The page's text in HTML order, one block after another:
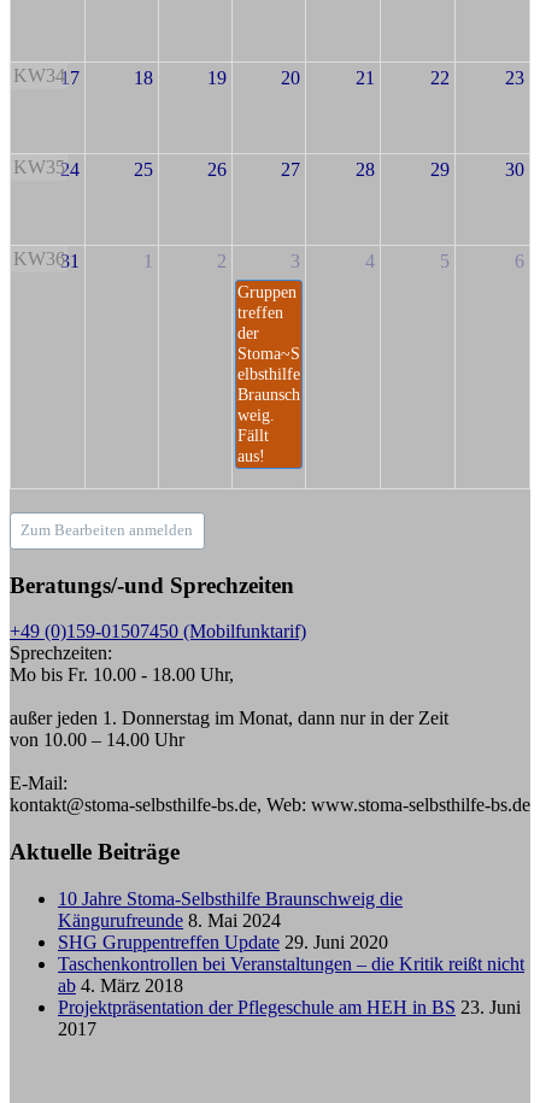
KW3417 18 19 20 21 22 23
KW3524 25 26 27 28 29 30
KW3631 1 2 3
Gruppen
treffen
der
Stoma~S
elbsthilfe
Braunsch
weig.
Fällt
aus!
4 5 6
Zum Bearbeiten anmelden
Beratungs/-und Sprechzeiten
+49 (0)159-01507450 (Mobilfunktarif)
Sprechzeiten:
Mo bis Fr. 10.00 - 18.00 Uhr,
außer jeden 1. Donnerstag im Monat, dann nur in der Zeit
von 10.00 – 14.00 Uhr
E-Mail:
kontakt@stoma-selbsthilfe-bs.de, Web: www.stoma-selbsthilfe-bs.de
Aktuelle Beiträge
10 Jahre Stoma-Selbsthilfe Braunschweig die
Kängurufreunde 8. Mai 2024
SHG Gruppentreffen Update 29. Juni 2020
Taschenkontrollen bei Veranstaltungen – die Kritik reißt nicht
ab 4. März 2018
Projektpräsentation der Pflegeschule am HEH in BS 23. Juni
2017